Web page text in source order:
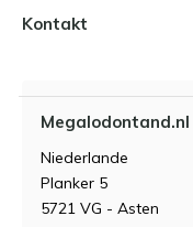
die Geschichte
Kontakt
Megalodontand.nl
Niederlande
Planker 5
5721 VG - Asten